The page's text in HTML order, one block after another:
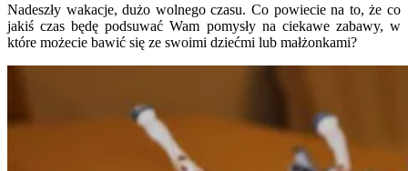
Nadeszły wakacje, dużo wolnego czasu. Co powiecie na to, że co
jakiś czas będę podsuwać Wam pomysły na ciekawe zabawy, w
które możecie bawić się ze swoimi dziećmi lub małżonkami?